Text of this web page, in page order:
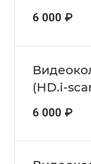
6 000 ₽
(HD.i-
6 000 ₽